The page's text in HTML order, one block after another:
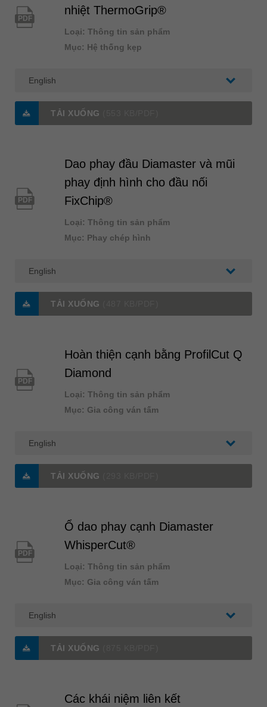
PDF
nhiệt ThermoGrip®
Loại: Thông tin sản phẩm
Mục: Hệ thống kẹp
TẢI XUỐNG
PDF
Dao phay đầu Diamaster và mũi
phay định hình cho đầu nối
FixChip®
Loại: Thông tin sản phẩm
Mục: Phay chép hình
TẢI XUỐNG
PDF
Hoàn thiện cạnh bằng ProfilCut Q
Diamond
Loại: Thông tin sản phẩm
Mục: Gia công ván tấm
TẢI XUỐNG
PDF
Ổ dao phay cạnh Diamaster
WhisperCut®
Loại: Thông tin sản phẩm
Mục: Gia công ván tấm
TẢI XUỐNG
Các khái niệm liên kết